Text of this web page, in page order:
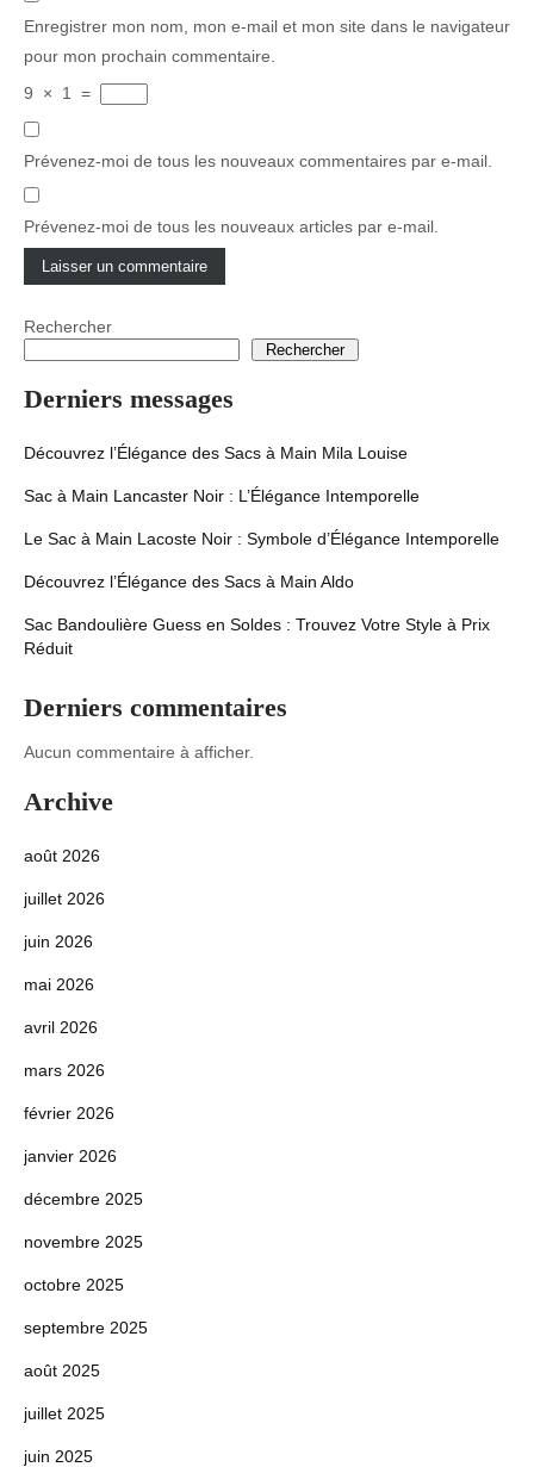
Enregistrer mon nom, mon e-mail et mon site dans le navigateur
pour mon prochain commentaire.
9
× 1 =
Prévenez-moi de tous les nouveaux commentaires par e-mail.
Prévenez-moi de tous les nouveaux articles par e-mail.
Rechercher
Rechercher
Derniers messages
Découvrez l’Élégance des Sacs à Main Mila Louise
Sac à Main Lancaster Noir : L’Élégance Intemporelle
Le Sac à Main Lacoste Noir : Symbole d’Élégance Intemporelle
Découvrez l’Élégance des Sacs à Main Aldo
Sac Bandoulière Guess en Soldes : Trouvez Votre Style à Prix
Réduit
Derniers commentaires
Aucun commentaire à afficher.
Archive
août 2026
juillet 2026
juin 2026
mai 2026
avril 2026
mars 2026
février 2026
janvier 2026
décembre 2025
novembre 2025
octobre 2025
septembre 2025
août 2025
juillet 2025
juin 2025